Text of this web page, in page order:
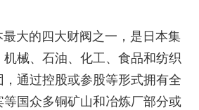
大的四大财阀之一，是日本集
械、石油、化工、食品和纺织
通过控股或参股等形式拥有全
国众多铜矿山和冶炼厂部分或